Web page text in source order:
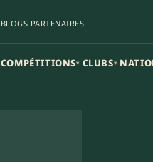
BLOGS PARTENAIRES
COMPÉTITIONS▾ CLUBS▾